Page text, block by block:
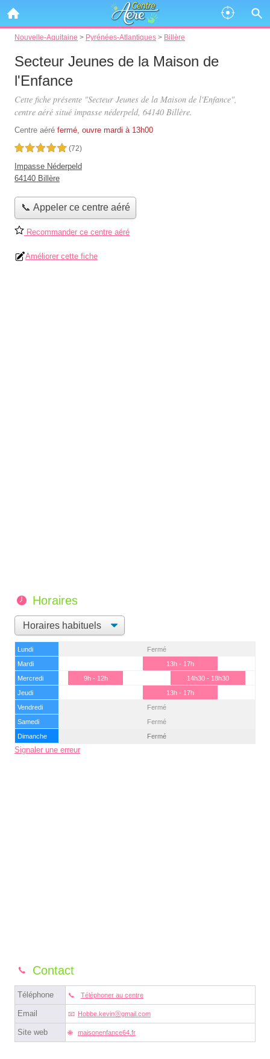
Nouvelle-Aquitaine > Pyrénées-Atlantiques > Billère
Secteur Jeunes de la Maison de
l'Enfance
Cette fiche présente "Secteur Jeunes de la Maison de l'Enfance",
centre aéré situé impasse néderpeld, 64140 Billère.
Centre aéré fermé, ouvre mardi à 13h00
5,0 étoiles sur 5 (72)
Impasse Néderpeld
64140 Billère
📞 Appeler ce centre aéré
Recommander ce centre aéré
Améliorer cette fiche
Horaires
Lundi
Fermé
Mardi
13h - 17h
Mercredi
9h - 12h
14h30 - 18h30
Jeudi
13h - 17h
Vendredi
Fermé
Samedi
Fermé
Dimanche
Fermé
Signaler une erreur
Contact
Téléphone Téléphoner au centre
Email Hobbe.kevinⓐgmail.com
Site web maisonenfance64.fr